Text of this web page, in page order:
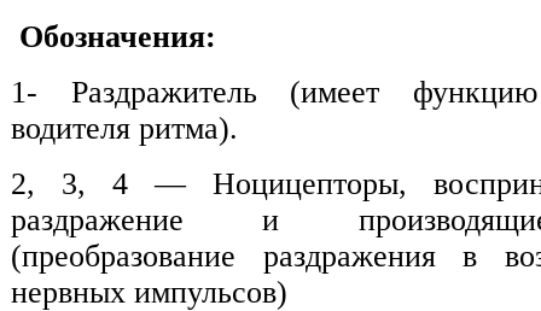
Обозначения:
1- Раздражитель (имеет
водителя ритма).
2, 3, 4 — Ноцицепторы,
раздражение и
(преобразование раздражения в
нервных импульсов)